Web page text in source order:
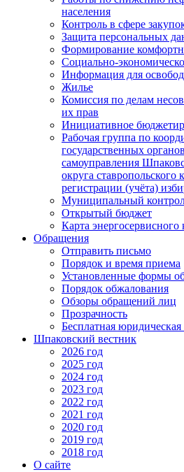
населения
Контроль в сфере
Защита персональных
Формирование
Социально-
Информация для
Жилье
Комиссия по делам
их прав
Инициативное
Рабочая группа по
государственных
самоуправления
округа
регистрации (учёта)
Муниципальный
Открытый бюджет
Карта
Обращения
Отправить письмо
Порядок и время приема
Установленные формы
Порядок обжалования
Обзоры обращений лиц
Прозрачность
Бесплатная
Шпаковский вестник
2026 год
2025 год
2024 год
2023 год
2022 год
2021 год
2020 год
2019 год
2018 год
О сайте